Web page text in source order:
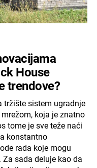
House
trendove?
tržište sistem ugradnje
koja je znatno
tome je sve teže naći
konstantno
rada koje mogu
sada deluje kao da